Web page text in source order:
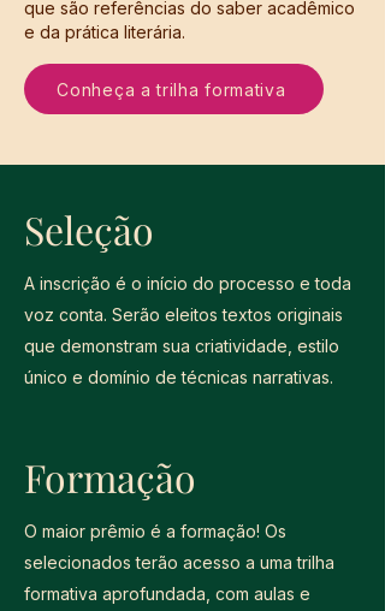
que são referências do saber acadêmico
e da prática literária.
Conheça a trilha formativa
Seleção
A inscrição é o início do processo e toda
voz conta. Serão eleitos textos originais
que demonstram sua criatividade, estilo
único e domínio de técnicas narrativas.
Formação
O maior prêmio é a formação! Os
selecionados terão acesso a uma trilha
formativa aprofundada, com aulas e